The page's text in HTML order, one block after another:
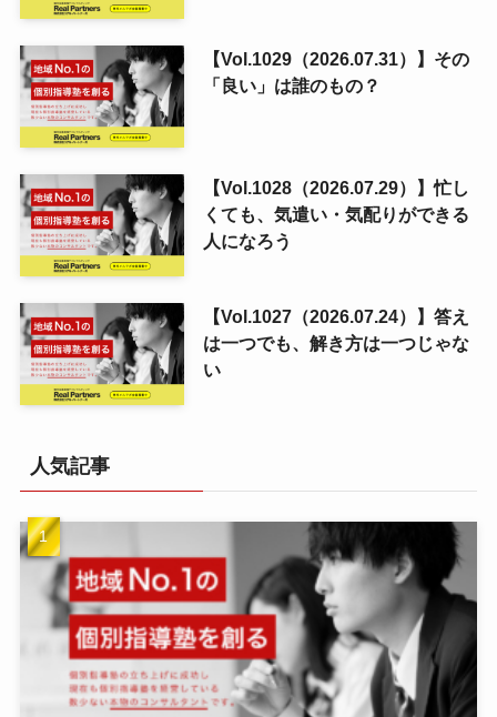
【Vol.1029（2026.07.31）】その
「良い」は誰のもの？
【Vol.1028（2026.07.29）】忙し
くても、気遣い・気配りができる
人になろう
【Vol.1027（2026.07.24）】答え
は一つでも、解き方は一つじゃな
い
人気記事